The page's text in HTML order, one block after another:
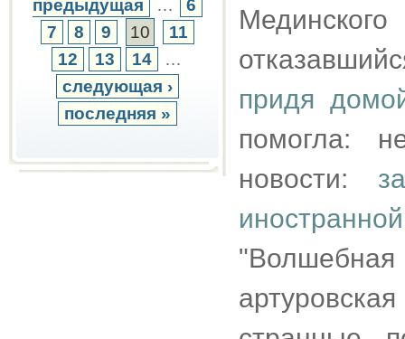
предыдущая …
6
7
8 9 10
11
12
13 14
…
следующая ›
последняя »
придя
помогла:
новости: